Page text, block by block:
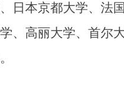
日本京都大学、法
、高丽大学、首尔